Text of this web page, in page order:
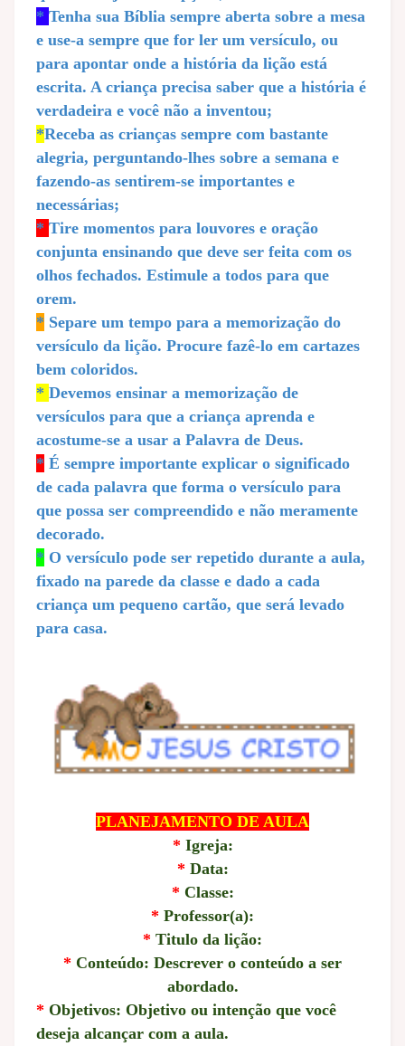
* Tenha sua Bíblia sempre aberta sobre a mesa
e use-a sempre que for ler um versículo, ou
para apontar onde a história da lição está
escrita. A criança precisa saber que a história é
verdadeira e você não a inventou;
*Receba as crianças sempre com bastante
alegria, perguntando-lhes sobre a semana e
fazendo-as sentirem-se importantes e
necessárias;
* Tire momentos para louvores e oração
conjunta ensinando que deve ser feita com os
olhos fechados. Estimule a todos para que
orem.
* Separe um tempo para a memorização do
versículo da lição. Procure fazê-lo em cartazes
bem coloridos.
* Devemos ensinar a memorização de
versículos para que a criança aprenda e
acostume-se a usar a Palavra de Deus.
* É sempre importante explicar o significado
de cada palavra que forma o versículo para
que possa ser compreendido e não meramente
decorado.
* O versículo pode ser repetido durante a aula,
fixado na parede da classe e dado a cada
criança um pequeno cartão, que será levado
para casa.
PLANEJAMENTO DE AULA
* Igreja:
* Data:
* Classe:
* Professor(a):
* Titulo da lição:
* Conteúdo: Descrever o conteúdo a ser
abordado.
* Objetivos: Objetivo ou intenção que você
deseja alcançar com a aula.